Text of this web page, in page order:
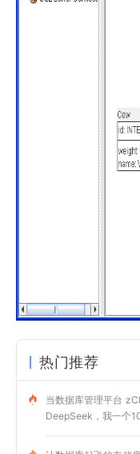
热门推荐
当数据库管理平台
DeepSeek，我一个